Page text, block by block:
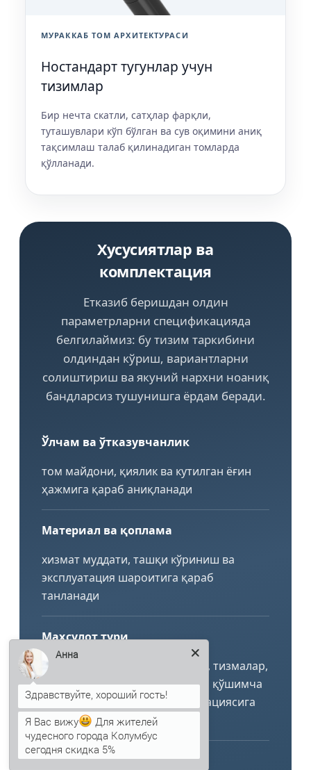
МУРАККАБ ТОМ АРХИТЕКТУРАСИ
Ностандарт тугунлар учун
тизимлар
Бир нечта скатли, сатҳлар фарқли,
туташувлари кўп бўлган ва сув оқимини аниқ
тақсимлаш талаб қилинадиган томларда
қўлланади.
Хусусиятлар ва
комплектация
Етказиб беришдан олдин
параметрларни спецификацияда
белгилаймиз: бу тизим таркибини
олдиндан кўриш, вариантларни
солиштириш ва якуний нархни ноаниқ
бандларсиз тушунишга ёрдам беради.
Ўлчам ва ўтказувчанлик
том майдони, қиялик ва кутилган ёғин
ҳажмига қараб аниқланади
Материал ва қоплама
хизмат муддати, ташқи кўриниш ва
эксплуатация шароитига қараб
танланади
Маҳсулот тури
новлар, қувурлар, воронкалар, тизмалар,
тутқичлар, бириктиргичлар ва қўшимча
элементлар — бино конфигурациясига
мос
Уланиш
Анна
Я Вас вижу
Для жителей
чудесного города Колумбус
сегодня скидка 5%